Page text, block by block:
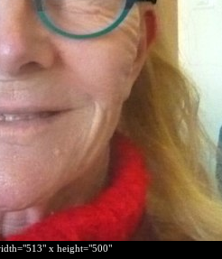
x height="500"